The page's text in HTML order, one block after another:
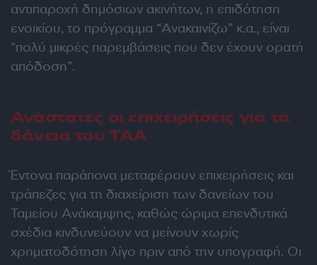
αντιπαροχή δημόσιων ακινήτων, η επιδότηση
ενοικίου, το πρόγραμμα “Ανακαινίζω” κ.α., είναι
“πολύ μικρές παρεμβάσεις που δεν έχουν ορατή
απόδοση”.
Ανάστατες οι επιχειρήσεις για τα
δάνεια του ΤΑΑ
Έντονα παράπονα μεταφέρουν επιχειρήσεις και
τράπεζες για τη διαχείριση των δανείων του
Ταμείου Ανάκαμψης, καθώς ώριμα επενδυτικά
σχέδια κινδυνεύουν να μείνουν χωρίς
χρηματοδότηση λίγο πριν από την υπογραφή. Οι